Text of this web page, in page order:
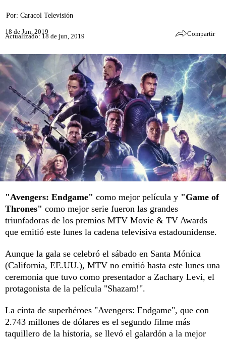
Por: Caracol Televisión
18 de Jun, 2019
Actualizado: 18 de jun, 2019 Compartir
"Avengers: Endgame" como mejor película y "Game of
Thrones" como mejor serie fueron las grandes
triunfadoras de los premios MTV Movie & TV Awards
que emitió este lunes la cadena televisiva estadounidense.
Aunque la gala se celebró el sábado en Santa Mónica
(California, EE.UU.), MTV no emitió hasta este lunes una
ceremonia que tuvo como presentador a Zachary Levi, el
protagonista de la película "Shazam!".
La cinta de superhéroes "Avengers: Endgame", que con
2.743 millones de dólares es el segundo filme más
taquillero de la historia, se llevó el galardón a la mejor